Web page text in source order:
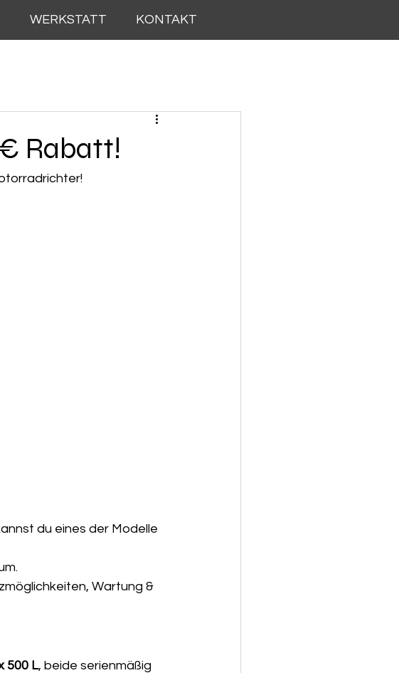
WERKSTATT KONTAKT
Rabatt!
du eines der Modelle
Wartung &
500 L, beide serienmäßig